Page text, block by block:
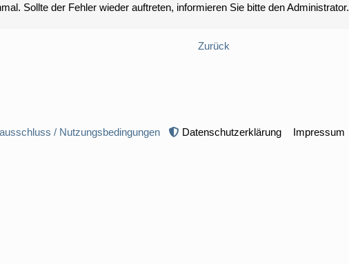
Sollte der Fehler wieder auftreten, informieren Sie bitte den Administrator.
Zurück
/ Nutzungsbedingungen Datenschutzerklärung Impressum